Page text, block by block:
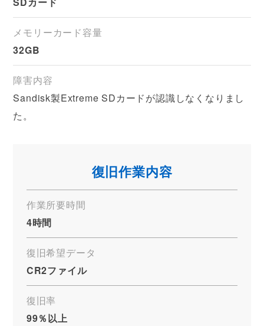
メモリーカード容量
32GB
障害内容
Sandisk製Extreme SDカードが認識しなくなりまし
た。
復旧作業内容
作業所要時間
4時間
復旧希望データ
CR2ファイル
復旧率
99％以上